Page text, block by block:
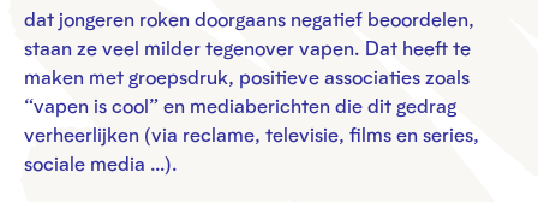
dat jongeren roken doorgaans negatief beoordelen,
staan ze veel milder tegenover vapen. Dat heeft te
maken met groepsdruk, positieve associaties zoals
“vapen is cool” en mediaberichten die dit gedrag
verheerlijken (via reclame, televisie, films en series,
sociale media …).